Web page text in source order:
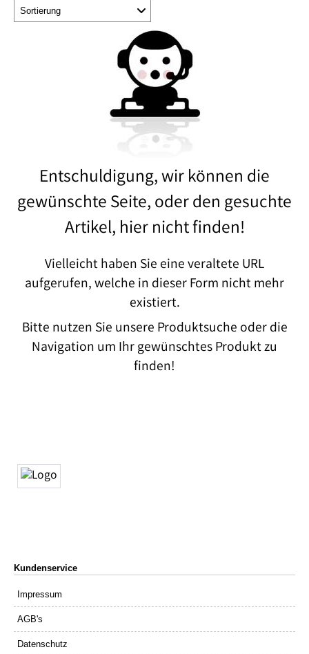
Entschuldigung, wir können die
gewünschte Seite, oder den gesuchte
Artikel, hier nicht finden!
Vielleicht haben Sie eine veraltete URL
aufgerufen, welche in dieser Form nicht mehr
existiert.
Bitte nutzen Sie unsere Produktsuche oder die
Navigation um Ihr gewünschtes Produkt zu
finden!
Kundenservice
Impressum
AGB's
Datenschutz